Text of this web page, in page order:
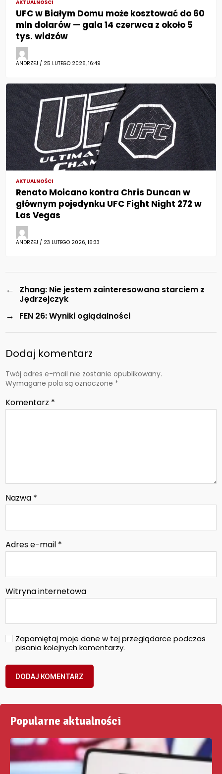
AKTUALNOŚCI
UFC w Białym Domu może kosztować do 60
mln dolarów — gala 14 czerwca z około 5
tys. widzów
ANDRZEJ / 25 LUTEGO 2026, 16:49
AKTUALNOŚCI
Renato Moicano kontra Chris Duncan w
głównym pojedynku UFC Fight Night 272 w
Las Vegas
ANDRZEJ / 23 LUTEGO 2026, 16:33
←
Zhang: Nie jestem zainteresowana starciem z
Jędrzejczyk
→ FEN 26: Wyniki oglądalności
Dodaj komentarz
Twój adres e-mail nie zostanie opublikowany.
Wymagane pola są oznaczone *
Komentarz *
Nazwa *
Adres e-mail *
Witryna internetowa
Zapamiętaj moje dane w tej przeglądarce podczas
pisania kolejnych komentarzy.
Popularne aktualności